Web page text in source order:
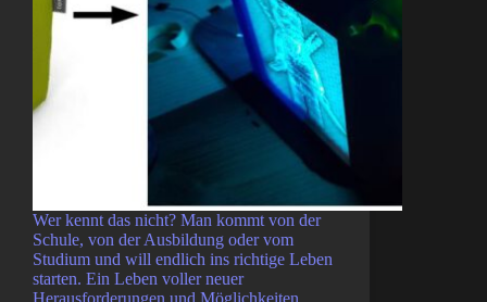
Wer kennt das nicht? Man kommt von der
Schule, von der Ausbildung oder vom
Studium und will endlich ins richtige Leben
starten. Ein Leben voller neuer